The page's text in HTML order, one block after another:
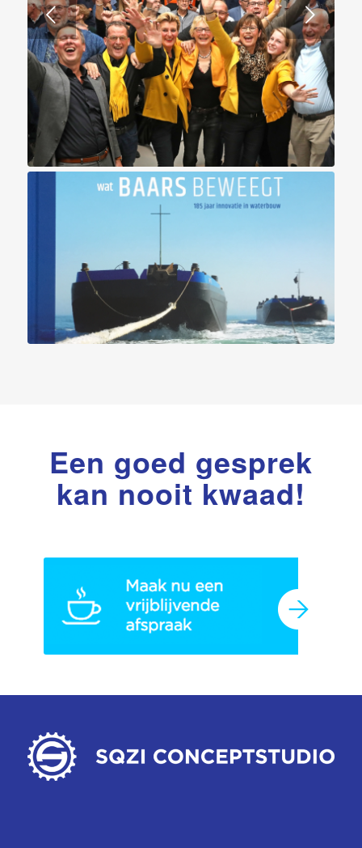
Volgende
Een goed gesprek
kan nooit kwaad!